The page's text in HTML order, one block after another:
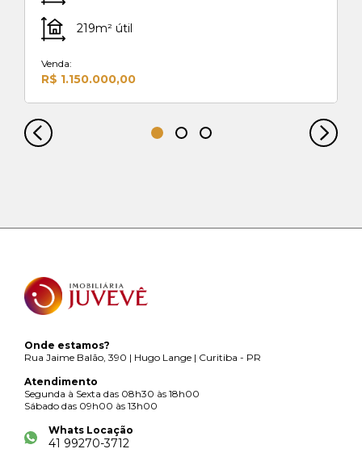
219m² útil
Venda:
R$ 1.150.000,00
Onde estamos?
Rua Jaime Balão, 390 | Hugo Lange | Curitiba - PR
Atendimento
Segunda à Sexta das 08h30 às 18h00
Sábado das 09h00 às 13h00
Whats Locação
41 99270-3712